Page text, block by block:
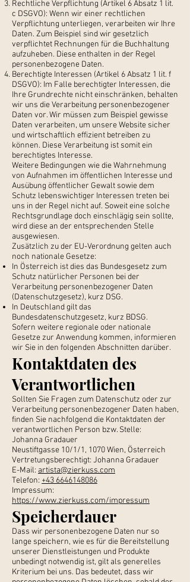
Rechtliche Verpflichtung (Artikel 6 Absatz 1 lit.
c DSGVO): Wenn wir einer rechtlichen
Verpflichtung unterliegen, verarbeiten wir Ihre
Daten. Zum Beispiel sind wir gesetzlich
verpflichtet Rechnungen für die Buchhaltung
aufzuheben. Diese enthalten in der Regel
personenbezogene Daten.
Berechtigte Interessen (Artikel 6 Absatz 1 lit. f
DSGVO): Im Falle berechtigter Interessen, die
Ihre Grundrechte nicht einschränken, behalten
wir uns die Verarbeitung personenbezogener
Daten vor. Wir müssen zum Beispiel gewisse
Daten verarbeiten, um unsere Website sicher
und wirtschaftlich effizient betreiben zu
können. Diese Verarbeitung ist somit ein
berechtigtes Interesse.
Weitere Bedingungen wie die Wahrnehmung
von Aufnahmen im öffentlichen Interesse und
Ausübung öffentlicher Gewalt sowie dem
Schutz lebenswichtiger Interessen treten bei
uns in der Regel nicht auf. Soweit eine solche
Rechtsgrundlage doch einschlägig sein sollte,
wird diese an der entsprechenden Stelle
ausgewiesen.
Zusätzlich zu der EU-Verordnung gelten auch
noch nationale Gesetze:
In Österreich ist dies das Bundesgesetz zum
Schutz natürlicher Personen bei der
Verarbeitung personenbezogener Daten
(Datenschutzgesetz), kurz DSG.
In Deutschland gilt das
Bundesdatenschutzgesetz, kurz BDSG.
Sofern weitere regionale oder nationale
Gesetze zur Anwendung kommen, informieren
wir Sie in den folgenden Abschnitten darüber.
Kontaktdaten des
Verantwortlichen
Sollten Sie Fragen zum Datenschutz oder zur
Verarbeitung personenbezogener Daten haben,
finden Sie nachfolgend die Kontaktdaten der
verantwortlichen Person bzw. Stelle:
Johanna Gradauer
Neustiftgasse 10/1/1, 1070 Wien, Österreich
Vertretungsberechtigt: Johanna Gradauer
E-Mail: artista@zierkuss.com
Telefon: +43 6646148086
Impressum:
https://www.zierkuss.com/impressum
Speicherdauer
Dass wir personenbezogene Daten nur so
lange speichern, wie es für die Bereitstellung
unserer Dienstleistungen und Produkte
unbedingt notwendig ist, gilt als generelles
Kriterium bei uns. Das bedeutet, dass wir